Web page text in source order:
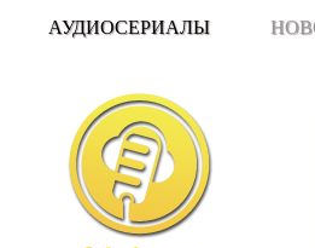
АУДИОСЕРИАЛЫ